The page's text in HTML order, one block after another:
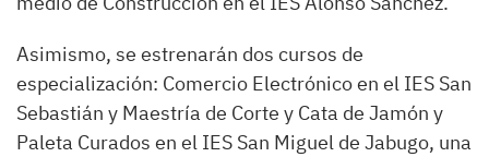
Asimismo, se estrenarán dos cursos de
especialización: Comercio Electrónico en el IES San
Sebastián y Maestría de Corte y Cata de Jamón y
Paleta Curados en el IES San Miguel de Jabugo, una